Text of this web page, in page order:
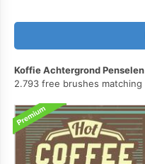
Koffie Achtergrond Penselen
2.793 free brushes matching